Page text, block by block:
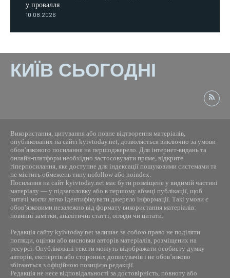
у провалля
10.08.2026
КИЇВ СЬОГОДНІ
Використання, цитування або повне відтворення матеріалів,
опублікованих на сайті kyivtoday.net, дозволяється виключно за умови
обов’язкового посилання на першоджерело. Для інтернет-видань та
онлайн-платформ необхідно застосовувати пряме, відкрите
гіперпосилання, яке доступне для індексації пошуковими системами та
не містить обмежень типу nofollow або noindex.
Посилання на сайт kyivtoday.net має бути розміщене у видимій частині
матеріалу — у підзаголовку або в першому абзаці публікації, щоб
читачі могли легко ідентифікувати джерело інформації. Такі умови є
обов’язковими незалежно від формату використання матеріалів:
новинні замітки, аналітичні статті, огляди чи цитати.
Редакція сайту kyivtoday.net залишає за собою право не поділяти
погляди, оцінки або висновки авторів матеріалів, розміщених на
ресурсі. Опубліковані тексти можуть відображати особисту думку
авторів, експертів або сторонніх дописувачів і не обов’язково
збігаються з офіційною позицією редакції.
Редакція не несе відповідальності за достовірність, повноту або